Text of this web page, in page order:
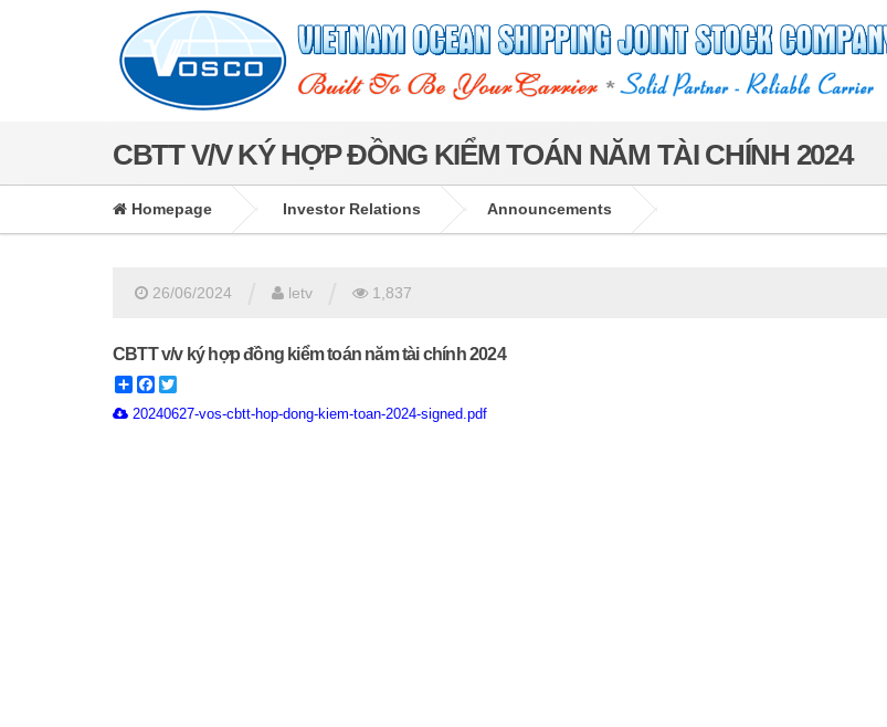
CBTT V/V KÝ HỢP ĐỒNG KIỂM TOÁN NĂM TÀI CHÍNH 2024
Homepage Investor Relations Announcements
26/06/2024 letv 1,837
CBTT v/v ký hợp đồng kiểm toán năm tài chính 2024
ShareFacebook
20240627-vos-cbtt-hop-dong-kiem-toan-2024-signed.pdf